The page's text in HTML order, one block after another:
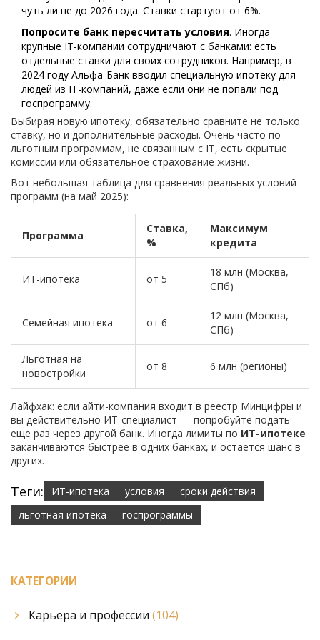
чуть ли не до 2026 года. Ставки стартуют от 6%.
Попросите банк пересчитать условия. Иногда
крупные IT-компании сотрудничают с банками: есть
отдельные ставки для своих сотрудников. Например, в
2024 году Альфа-Банк вводил специальную ипотеку для
людей из IT-компаний, даже если они не попали под
госпрограмму.
Выбирая новую ипотеку, обязательно сравните не только
ставку, но и дополнительные расходы. Очень часто по
льготным программам, не связанным с IT, есть скрытые
комиссии или обязательное страхование жизни.
Вот небольшая таблица для сравнения реальных условий
программ (на май 2025):
Программа
Ставка,
%
Максимум
кредита
ИТ-ипотека от 5
18 млн (Москва,
СПб)
Семейная ипотека от 6
12 млн (Москва,
СПб)
Льготная на
новостройки
от 8 6 млн (регионы)
Лайфхак: если айти-компания входит в реестр Минцифры и
вы действительно ИТ-специалист — попробуйте подать
еще раз через другой банк. Иногда лимиты по ИT-ипотеке
заканчиваются быстрее в одних банках, и остаётся шанс в
других.
Теги: ИТ-ипотека условия
сроки действия
льготная ипотека
госпрограммы
КАТЕГОРИИ
Карьера и профессии (104)